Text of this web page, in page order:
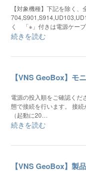
【対象機種】下記を除く
く 「※」付きは電源ケー
続きを読む
【VNS GeoBox】モ
電源の投入順をご確認くだ
態で接続を行います。 接続
（起動に20…
続きを読む
【VNS GeoBox】製